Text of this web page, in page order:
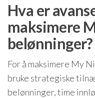
Hva er
maksimere
belønninger?
For å maksimere My
bruke strategiske
belønninger, time